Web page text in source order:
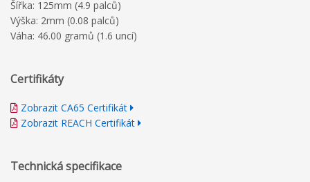
Šířka: 125mm (4.9 palců)
Výška: 2mm (0.08 palců)
Váha: 46.00 gramů (1.6 uncí)
Certifikáty
Zobrazit CA65 Certifikát
Zobrazit REACH Certifikát
Technická specifikace